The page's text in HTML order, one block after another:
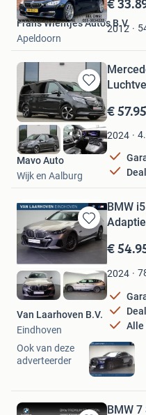
Mijn
Favorieten2012
Frans Wientjes Auto's B.V.
Apeldoorn
Bewaren
in
Mijn
Favorieten
€
2024
Mavo Auto
Wijk en Aalburg
Bewaren
in
Mijn
Favorieten
BMW
€
2024
Alle
Van Laarhoven B.V.
Eindhoven
Ook van deze
adverteerder
BMW